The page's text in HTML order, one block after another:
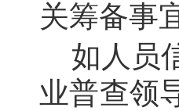
关筹备事
如人员
业普查领